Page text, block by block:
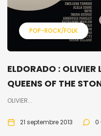
POP-ROCK/FOLK
ELDORADO : OLIVIER
QUEENS OF THE
OLIVIER...
21 septembre 2013 0